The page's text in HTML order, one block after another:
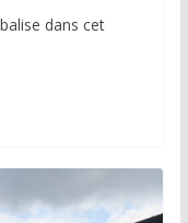
dans cet